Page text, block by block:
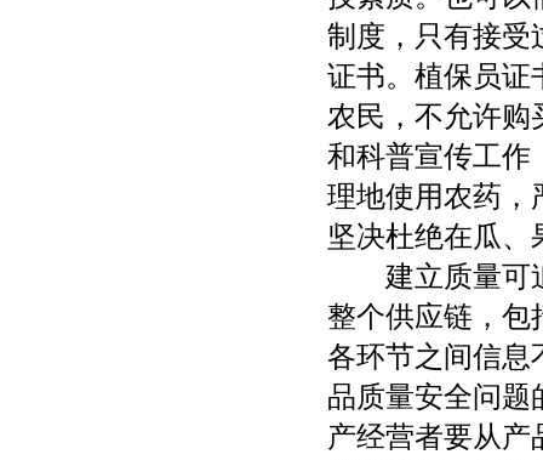
制度，只有接受
证书。植保员证
农民，不允许购
和科普宣传工作
理地使用农药，
坚决杜绝在瓜
建立质量可追
整个供应链，包
各环节之间信息
品质量安全问题
产经营者要从产